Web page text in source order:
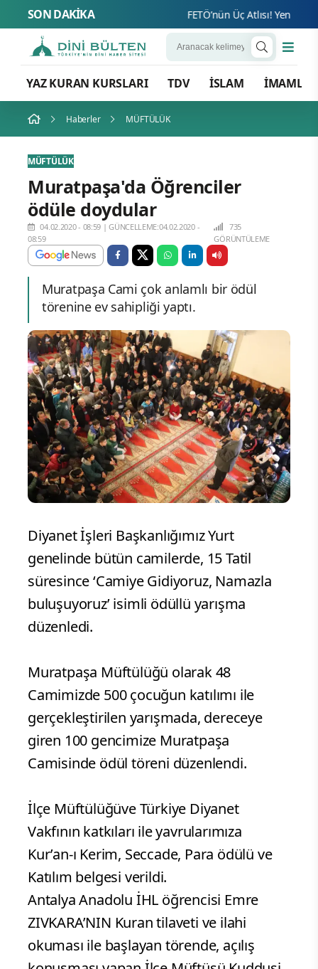
SON DAKİKA FETÖ’nün Üç Atlısı! Yeni
YAZ KURAN KURSLARI TDV İSLAM İMAMLAR
Haberler MÜFTÜLÜK
MÜFTÜLÜK
Muratpaşa'da Öğrenciler
ödüle doydular
04.02.2020 - 08:59 |GÜNCELLEME:04.02.2020 -
08:59
735
GÖRÜNTÜLEME
Muratpaşa Cami çok anlamlı bir ödül
törenine ev sahipliği yaptı.
Diyanet İşleri Başkanlığımız Yurt
genelinde bütün camilerde, 15 Tatil
süresince ‘Camiye Gidiyoruz, Namazla
buluşuyoruz’ isimli ödüllü yarışma
düzenledi.
Muratpaşa Müftülüğü olarak 48
Camimizde 500 çocuğun katılımı ile
gerçekleştirilen yarışmada, dereceye
giren 100 gencimize Muratpaşa
Camisinde ödül töreni düzenlendi.
İlçe Müftülüğüve Türkiye Diyanet
Vakfının katkıları ile yavrularımıza
Kur’an-ı Kerim, Seccade, Para ödülü ve
Katılım belgesi verildi.
Antalya Anadolu İHL öğrencisi Emre
ZIVKARA’NIN Kuran tilaveti ve ilahi
okuması ile başlayan törende, açılış